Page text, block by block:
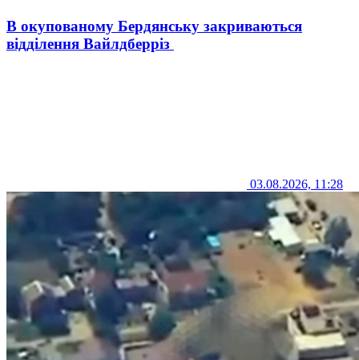
В окупованому Бердянську закриваються
відділення Вайлдберріз
03.08.2026, 11:28